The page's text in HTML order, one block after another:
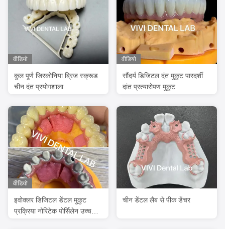
वीडियो
कुल पूर्ण जिरकोनिया ब्रिज स्क्रूड
चीन दंत प्रयोगशाला
वीडियो
सौंदर्य डिजिटल दंत मुकुट पारदर्शी
दांत प्रत्यारोपण मुकुट
वीडियो
इवोक्लर डिजिटल डेंटल मुकुट
प्रक्रिया नोरिटेक पोर्सिलेन उच्च
चीन डेंटल लैब से पीक डेंचर